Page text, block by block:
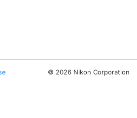
© 2026 Nikon Corporation